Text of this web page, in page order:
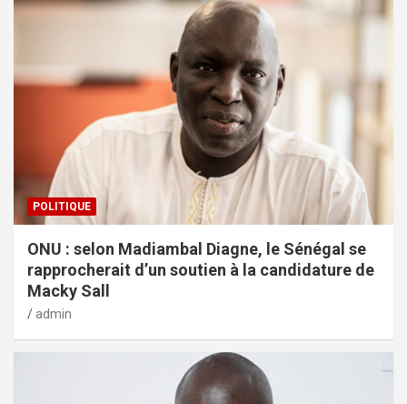
POLITIQUE
ONU : selon Madiambal Diagne, le Sénégal se
rapprocherait d’un soutien à la candidature de
Macky Sall
admin